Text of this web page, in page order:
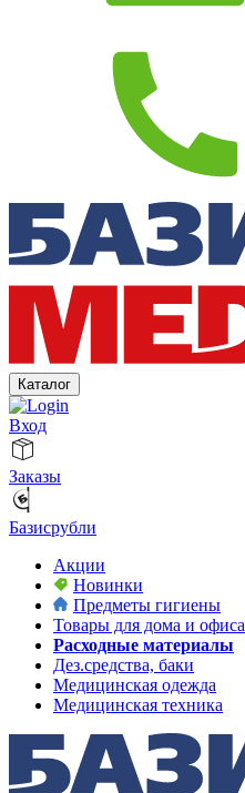
Каталог
Вход
Заказы
Базисрубли
Акции
Новинки
Предметы гигиены
Товары для дома и офиса
Расходные материалы
Дез.средства, баки
Медицинская одежда
Медицинская техника